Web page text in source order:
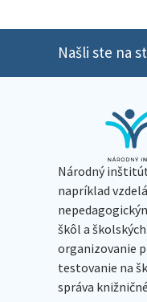
Našli ste na
Národný
napríklad
škôl a
organizovanie
testovanie na
správa